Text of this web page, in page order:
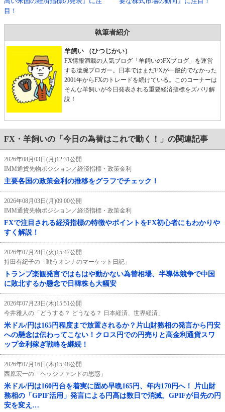
目！
執筆者紹介
羊飼い （ひつじかい）
FX情報満載の人気ブログ「羊飼いのFXブログ」を運営
する凄腕ブロガー。日本ではまだFXが一般的でなかった
2001年からFXのトレードを続けている。このコーナーは
そんな羊飼いが今日発表される重要経済指標をズバリ解
説！
FX・羊飼いの「今日の為替はこれで動く！」の関連記事
2026年08月03日(月)12:31公開
IMM通貨先物ポジション／経済指標・政策金利
主要各国の政策金利の推移をグラフでチェック！
2026年08月03日(月)09:00公開
IMM通貨先物ポジション／経済指標・政策金利
FXで注目される経済指標の特徴やポイントをFX初心者にもわかりや
すく解説！
2026年07月28日(火)15:47公開
持田有紀子の「戦うオンナのマーケット日記」
トランプ楽観発言ではもはや動かない為替相場、半導体競争で中国
に敗北するか懸念で日韓株も大幅安
2026年07月23日(木)15:51公開
今井雅人の「どうする？ どうなる？ 日本経済、世界経済」
米ドル/円は165円程度まで放置されるか？片山財務相の発言から円安
への懸念は伝わってこない！クロス円での円売りと高金利通貨スワ
ップ金利稼ぎ戦略を継続！
2026年07月16日(木)15:48公開
西原宏一の「ヘッジファンドの思惑」
米ドル/円は160円台を着実に固め早晩165円、年内170円へ！ 片山財
務相の「GPIF活用」発言による円高は数日で消滅。GPIFが目先の円
安を変え…